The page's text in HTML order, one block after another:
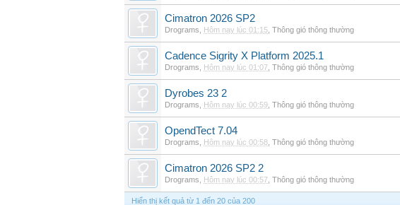
Cimatron 2026 SP2
Drograms Hôm nay lúc 01:15 Thông gió thông thường
Cadence Sigrity X Platform 2025.1
Drograms Hôm nay lúc 01:07 Thông gió thông thường
Dyrobes 23 2
Drograms Hôm nay lúc 00:59 Thông gió thông thường
OpendTect 7.04
Drograms Hôm nay lúc 00:58 Thông gió thông thường
Cimatron 2026 SP2 2
Drograms Hôm nay lúc 00:57 Thông gió thông thường
Hiển thị kết quả từ 1 đến 20 của 200